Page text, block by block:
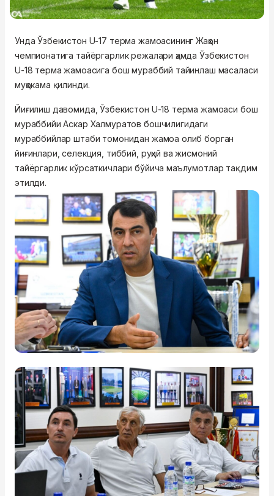
Унда Ўзбекистон U-17 терма жамоасининг Жаҳон
чемпионатига тайёргарлик режалари ҳамда Ўзбекистон
U-18 терма жамоасига бош мураббий тайинлаш масаласи
муҳокама қилинди.
Йиғилиш давомида, Ўзбекистон U-18 терма жамоаси бош
мураббийи Аскар Халмуратов бошчилигидаги
мураббийлар штаби томонидан жамоа олиб борган
йиғинлари, селекция, тиббий, руҳий ва жисмоний
тайёргарлик кўрсаткичлари бўйича маълумотлар тақдим
этилди.